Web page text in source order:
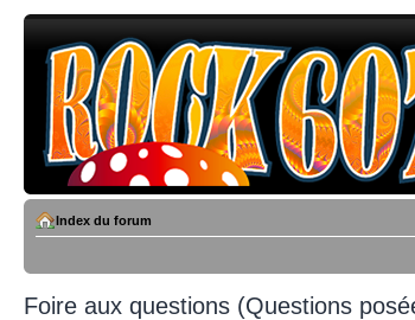
Index du forum
Foire aux questions (Questions